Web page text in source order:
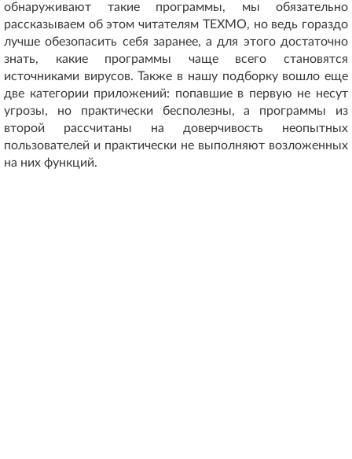
обнаруживают такие программы, мы обязательно
рассказываем об этом читателям ТЕХМО, но ведь гораздо
лучше обезопасить себя заранее, а для этого достаточно
знать, какие программы чаще всего становятся
источниками вирусов. Также в нашу подборку вошло еще
две категории приложений: попавшие в первую не несут
угрозы, но практически бесполезны, а программы из
второй рассчитаны на доверчивость неопытных
пользователей и практически не выполняют возложенных
на них функций.